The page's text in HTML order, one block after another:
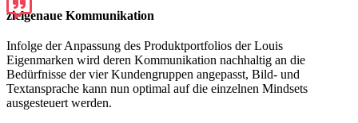
zielgenaue Kommunikation
Infolge der Anpassung des Produktportfolios der Louis
Eigenmarken wird deren Kommunikation nachhaltig an die
Bedürfnisse der vier Kundengruppen angepasst, Bild- und
Textansprache kann nun optimal auf die einzelnen Mindsets
ausgesteuert werden.